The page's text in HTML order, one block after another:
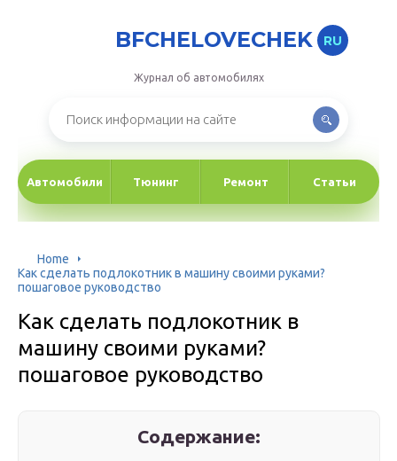
BFCHELOVECHEK RU
Журнал об автомобилях
Автомобили Тюнинг Ремонт Статьи
Home
Как сделать подлокотник в машину своими руками?
пошаговое руководство
Как сделать подлокотник в
машину своими руками?
пошаговое руководство
Содержание: